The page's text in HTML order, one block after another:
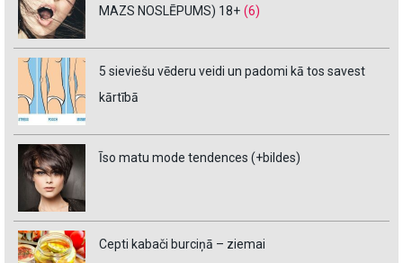
MAZS NOSLĒPUMS) 18+ (6)
5 sieviešu vēderu veidi un padomi kā tos savest
kārtībā
Īso matu mode tendences (+bildes)
Cepti kabači burciņā – ziemai